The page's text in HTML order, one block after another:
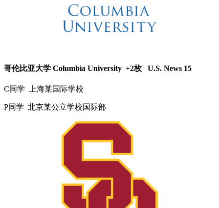
哥伦比亚大学 Columbia University +2枚 U.S. News 15
C同学 上海某国际学校
P同学 北京某公立学校国际部